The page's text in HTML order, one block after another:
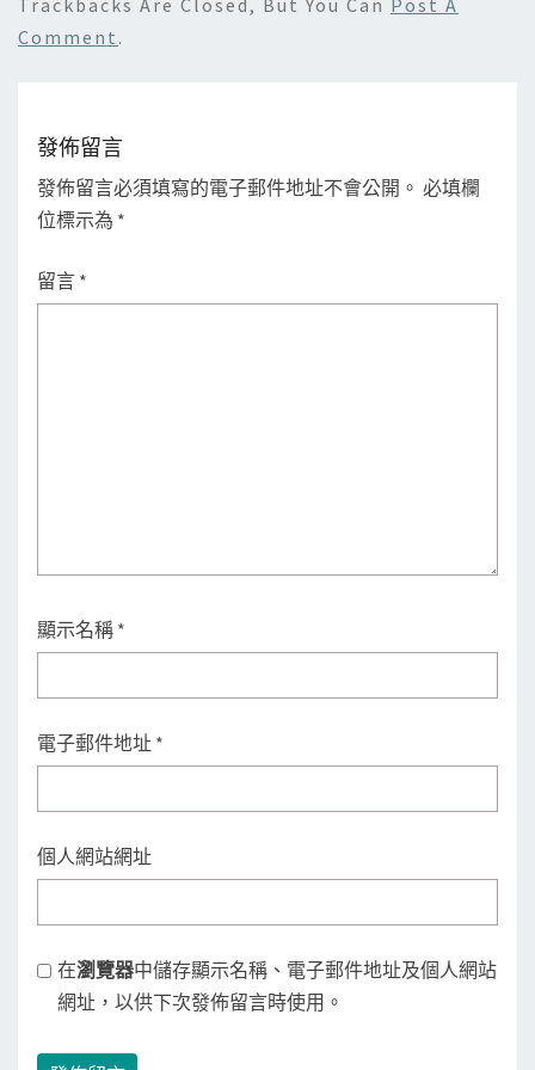
Comment .
發佈留言
發佈留言必須填寫的電子郵件地址不會公開。 必填欄
位標示為 *
留言 *
顯示名稱 *
電子郵件地址 *
個人網站網址
在瀏覽器中儲存顯示名稱、電子郵件地址及個人網站
網址，以供下次發佈留言時使用。